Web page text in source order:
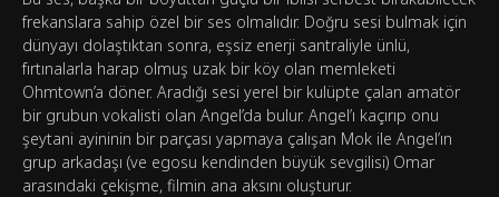
frekanslara sahip özel bir ses olmalıdır. Doğru sesi bulmak için
dünyayı dolaştıktan sonra, eşsiz enerji santraliyle ünlü,
fırtınalarla harap olmuş uzak bir köy olan memleketi
Ohmtown’a döner. Aradığı sesi yerel bir kulüpte çalan amatör
bir grubun vokalisti olan Angel’da bulur. Angel’ı kaçırıp onu
şeytani ayininin bir parçası yapmaya çalışan Mok ile Angel’ın
grup arkadaşı (ve egosu kendinden büyük sevgilisi) Omar
arasındaki çekişme, filmin ana aksını oluşturur.